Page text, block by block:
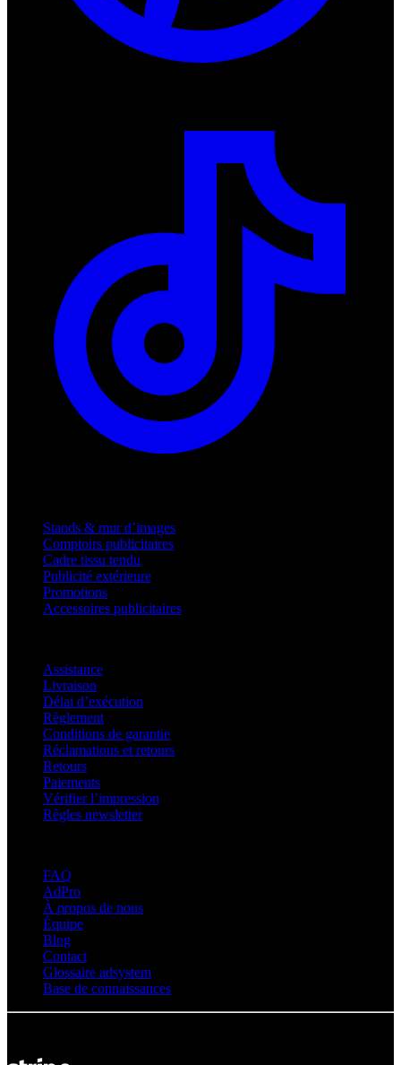
Stands & mur d’images
Comptoirs publicitaires
Cadre tissu tendu
Publicité extérieure
Promotions
Accessoires publicitaires
Assistance
Livraison
Délai d’exécution
Règlement
Conditions de garantie
Réclamations et retours
Retours
Paiements
Vérifier l’impression
Règles newsletter
FAQ
AdPro
À propos de nous
Équipe
Blog
Contact
Glossaire adsystem
Base de connaissances